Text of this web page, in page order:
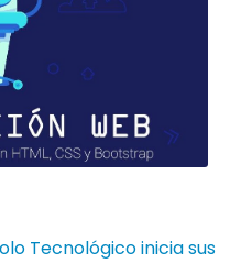
Tecnológico inicia sus